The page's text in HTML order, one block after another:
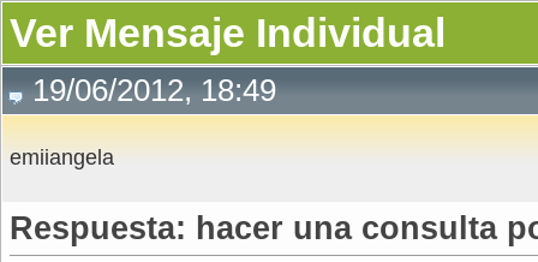
Ver Mensaje Individual
19/06/2012, 18:49
emiiangela
Respuesta: hacer una consulta